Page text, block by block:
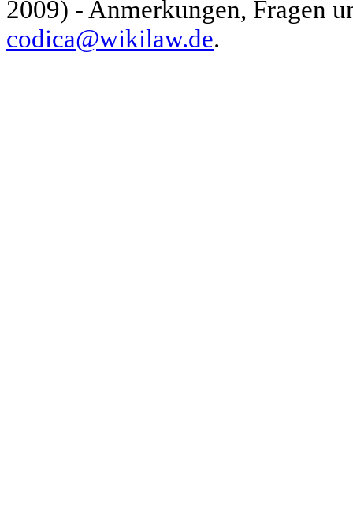
2009) - Anmerkungen, Fragen
codica@wikilaw.de.